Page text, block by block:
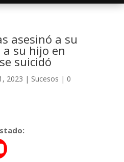
asesinó a su
su hijo en
suicidó
2023 | Sucesos | 0